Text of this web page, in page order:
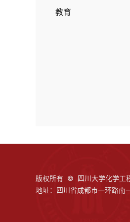
教育
版权所有 © 四川大学化学工
地址：四川省成都市一环路